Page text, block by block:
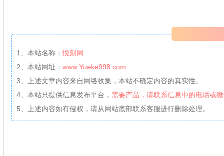
1、本站名称：悦刻网
2、本站网址： www.Yueke998.com
3、上述文章内容来自网络收集，本站不确定内容的真实性。
4、本站只提供信息发布平台， 需要产品，请联系信息中的电话或
5、上述内容如有侵权，请从网站底部联系客服进行删除处理。